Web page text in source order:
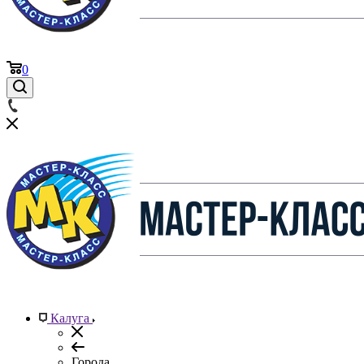
0
Калуга